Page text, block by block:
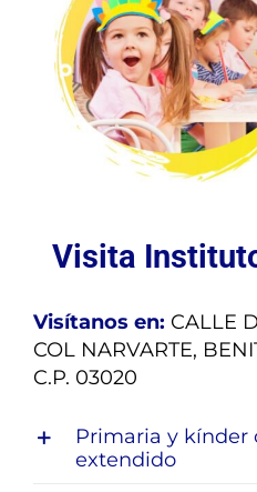
Visita
Visítanos en: CALLE
COL NARVARTE,
C.P. 03020
Primaria y kínder
extendido